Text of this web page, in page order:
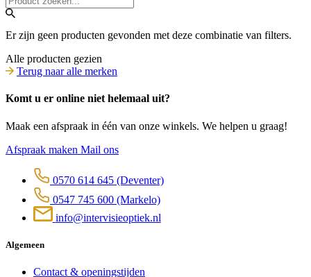
Er zijn geen producten gevonden met deze combinatie van filters.
Alle producten gezien
Terug naar alle merken
Komt u er online niet helemaal uit?
Maak een afspraak in één van onze winkels. We helpen u graag!
Afspraak maken Mail ons
0570 614 645 (Deventer)
0547 745 600 (Markelo)
info@intervisieoptiek.nl
Algemeen
Contact & openingstijden